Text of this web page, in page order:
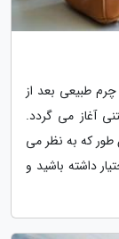
طبیعی بعد از
آغاز می گردد.
که به نظر می
داشته باشید و